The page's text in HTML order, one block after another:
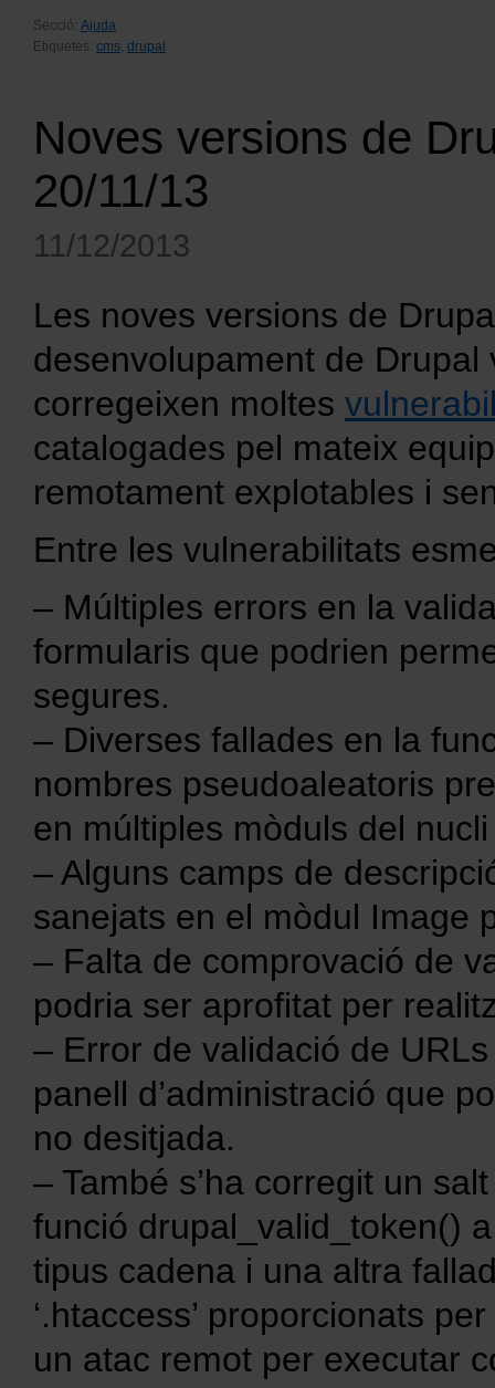
Secció: Ajuda
Etiquetes: cms, drupal
Noves versions de
20/11/13
11/12/2013
Les noves versions de
desenvolupament de
corregeixen moltes
catalogades pel mateix
remotament explotables i
Entre les vulnerabilitats
– Múltiples errors en la
formularis que podrien
segures.
– Diverses fallades en la
nombres pseudoaleatoris
en múltiples mòduls del
– Alguns camps de
sanejats en el mòdul Image
– Falta de comprovació de
podria ser aprofitat per
– Error de validació de
panell d’administració que
no desitjada.
– També s’ha corregit un
funció drupal_valid_token()
tipus cadena i una altra
‘.htaccess’ proporcionats
un atac remot per executar